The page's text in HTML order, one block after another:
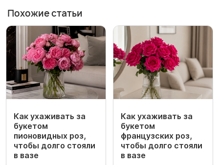
Похожие статьи
Как ухаживать за
букетом
пионовидных роз,
чтобы долго стояли
в вазе
Как ухаживать за
букетом
французских роз,
чтобы долго стояли
в вазе